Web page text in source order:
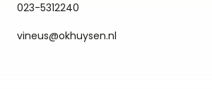
023-5312240
vineus@okhuysen.nl